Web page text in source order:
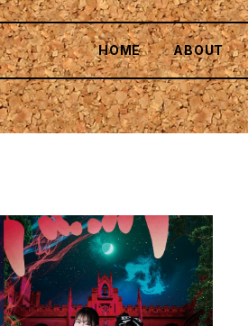
HOME ABOUT